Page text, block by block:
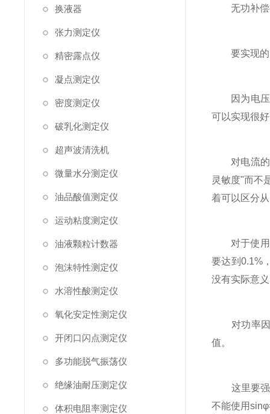
换液器
张力测定仪
精密露点仪
凝点测定仪
密度测定仪
破乳化测定仪
超声波清洗机
微量水分测定仪
油品酸值测定仪
运动粘度测定仪
油液颗粒计数器
泡沫特性测定仪
水溶性酸测定仪
氧化安定性测定仪
开闭口闪点测定仪
多功能脱气振荡仪
绝缘油耐压测定仪
体积电阻率测定仪
无功补偿
要实现的
因为电压的
可以实现很
对电流的测
灵敏度"而不
着可以区分
对于使用
要达到0.1%
没有实际意
对功率因
值。
这里要强调
不能使用